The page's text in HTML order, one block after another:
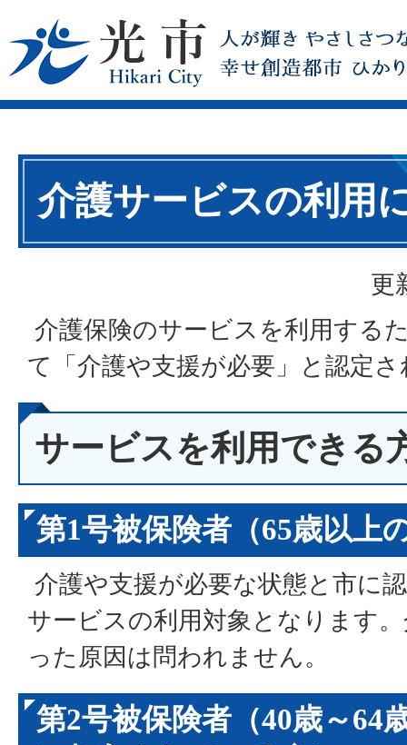
介護サービスの利用
更
介護保険のサービスを利用する
て「介護や支援が必要」と認定
サービスを利用できる
第1号被保険者（65歳以上
介護や支援が必要な状態と市に
サービスの利用対象となります
った原因は問われません。
第2号被保険者（40歳～64